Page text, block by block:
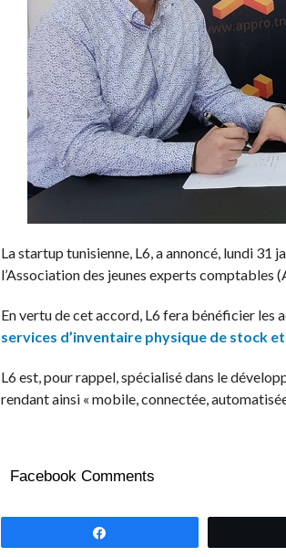
La startup tunisienne, L6, a annoncé, lundi 31
l’Association des jeunes experts comptables
En vertu de cet accord, L6 fera bénéficier les
services d’inventaire physique de stock
L6 est, pour rappel, spécialisé dans le
rendant ainsi « mobile, connectée,
Facebook Comments